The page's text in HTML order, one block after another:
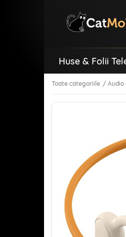
Huse & Folii
Toate categoriile Audio